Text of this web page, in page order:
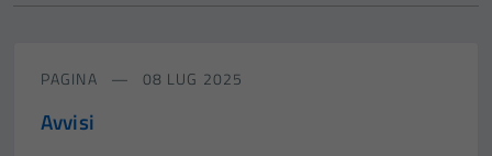
PAGINA 08 LUG 2025
Avvisi